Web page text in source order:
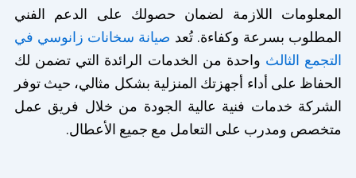
المعلومات اللازمة لضمان حصولك على الدعم الفني
المطلوب بسرعة وكفاءة. تُعد صيانة سخانات زانوسي في
التجمع الثالث واحدة من الخدمات الرائدة التي تضمن لك
الحفاظ على أداء أجهزتك المنزلية بشكل مثالي، حيث توفر
الشركة خدمات فنية عالية الجودة من خلال فريق عمل
متخصص ومدرب على التعامل مع جميع الأعطال.